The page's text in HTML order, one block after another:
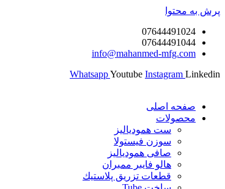
پرش به محتوا
07644491024
07644491044
info@mahanmed-mfg.com
WhatsappYoutube Instagram Linkedin
صفحه اصلی
محصولات
ست همودیالیز
سوزن فیستولا
صافی همودیالیز
هالو فایبر ممبران
قطعات تزريق پلاستيك